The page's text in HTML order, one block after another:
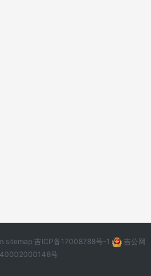
sitemap 吉ICP备17008788号-1
吉公网
号